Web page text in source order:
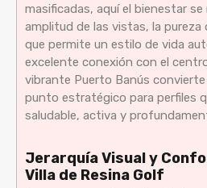
masificadas, aquí el bienestar
amplitud de las vistas, la pureza
que permite un estilo de vida
excelente conexión con el
vibrante Puerto Banús
punto estratégico para perfiles
saludable, activa y
Jerarquía Visual y
Villa de Resina Golf